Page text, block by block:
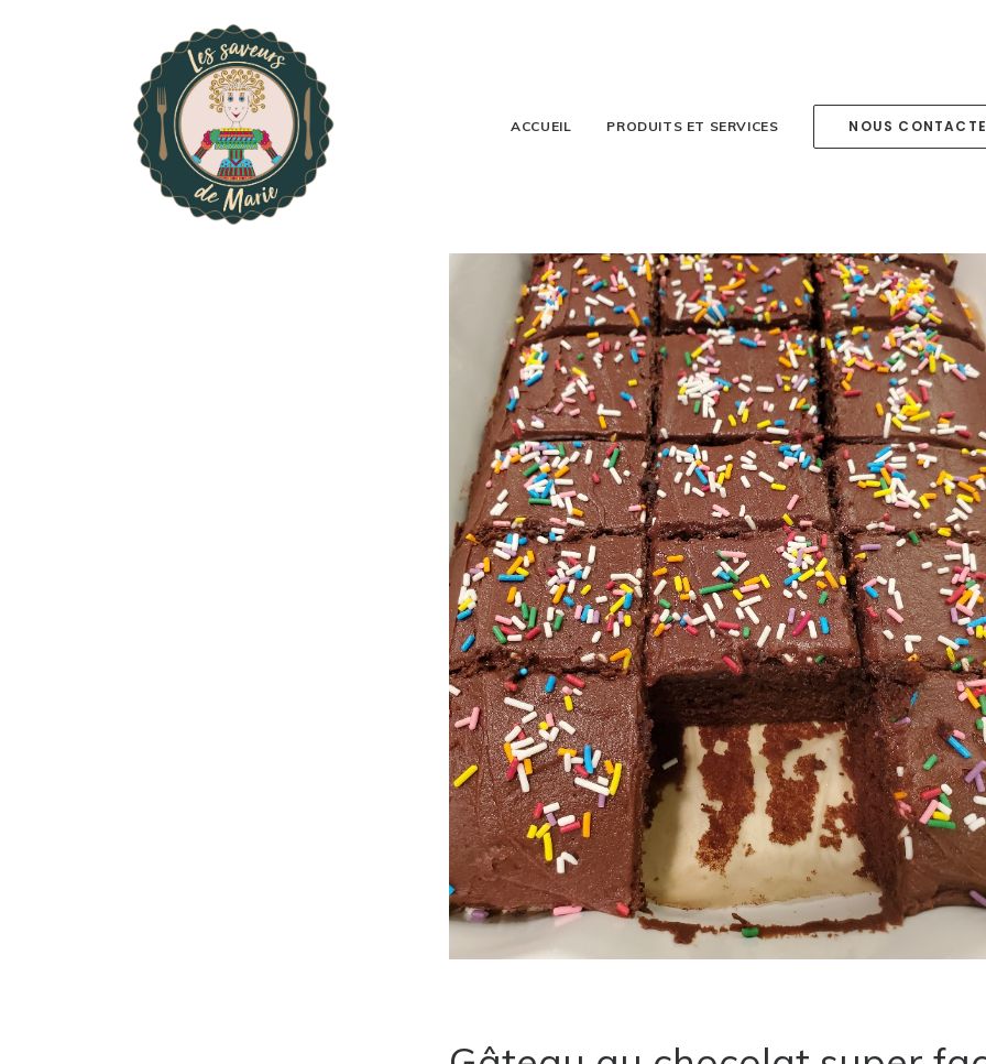
ACCUEIL PRODUITS ET SERVICES NOUS